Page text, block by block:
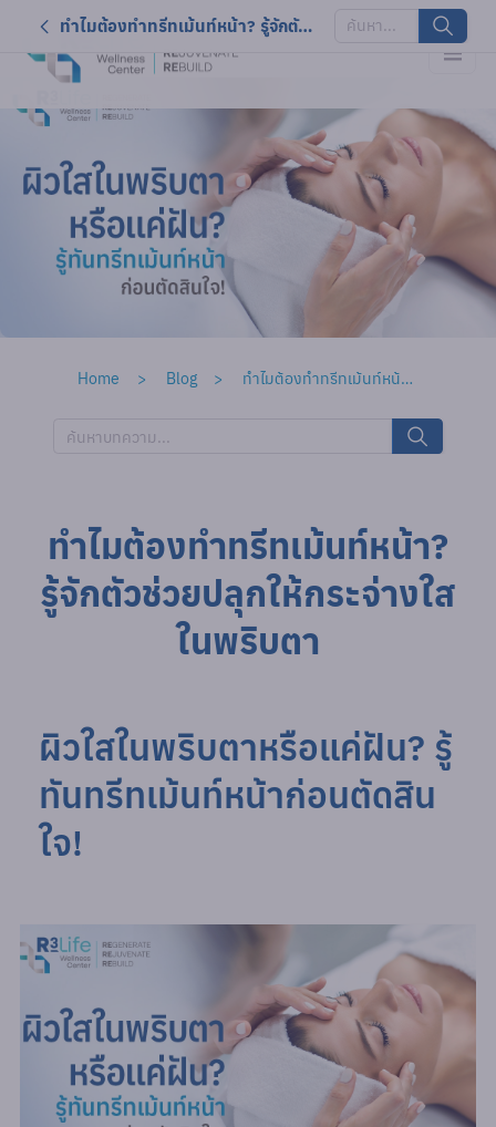
ทำไมต้องทำทรีทเม้นท์หน้า? รู้จักตัวช่วยปลุกให้กระจ่างใสในพริบตา
Home Blog ทำไมต้องทำทรีทเม้นท์หน้า? รู้จักตัวช่วยปลุกให้กระจ่างใสในพริบตา
ทำไมต้องทำทรีทเม้นท์หน้า?
รู้จักตัวช่วยปลุกให้กระจ่างใส
ในพริบตา
ผิวใสในพริบตาหรือแค่ฝัน? รู้
ทันทรีทเม้นท์หน้าก่อนตัดสิน
ใจ!